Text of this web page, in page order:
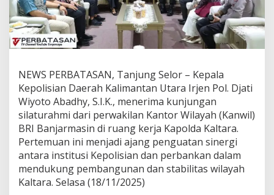
r
i
m
K
n
j
u
n
g
a
n
D
a
r
i
NEWS PERBATASAN, Tanjung Selor – Kepala
Kepolisian Daerah Kalimantan Utara Irjen Pol. Djati
Wiyoto Abadhy, S.I.K., menerima kunjungan
silaturahmi dari perwakilan Kantor Wilayah (Kanwil)
BRI Banjarmasin di ruang kerja Kapolda Kaltara.
Pertemuan ini menjadi ajang penguatan sinergi
antara institusi Kepolisian dan perbankan dalam
mendukung pembangunan dan stabilitas wilayah
Kaltara. Selasa (18/11/2025)